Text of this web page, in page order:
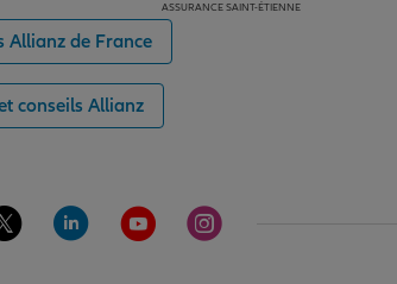
ASSURANCE SAINT-ÉTIENNE
Allianz de France
conseils Allianz
la page Facebook de Allianz
Aller sur la page Twitter de Allianz
Aller sur la page Linkedin de Allianz
Aller sur la page Youtube de
Aller sur la page